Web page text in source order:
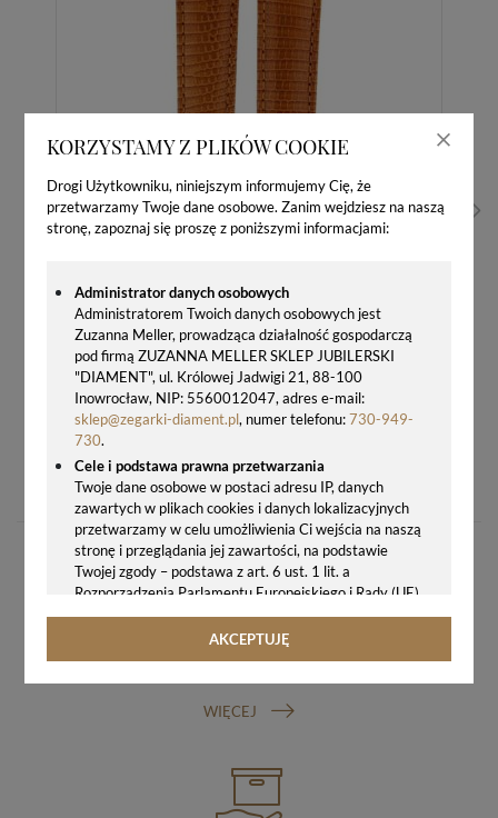
KORZYSTAMY Z PLIKÓW COOKIE
Drogi Użytkowniku, niniejszym informujemy Cię, że
przetwarzamy Twoje dane osobowe. Zanim wejdziesz na naszą
stronę, zapoznaj się proszę z poniższymi informacjami:
Administrator danych osobowych
Administratorem Twoich danych osobowych jest
Zuzanna Meller, prowadząca działalność gospodarczą
pod firmą ZUZANNA MELLER SKLEP JUBILERSKI
"DIAMENT", ul. Królowej Jadwigi 21, 88-100
Inowrocław, NIP: 5560012047, adres e-mail:
sklep@zegarki-diament.pl, numer telefonu:730-949-
730.
Cele i podstawa prawna przetwarzania
Twoje dane osobowe w postaci adresu IP, danych
zawartych w plikach cookies i danych lokalizacyjnych
przetwarzamy w celu umożliwienia Ci wejścia na naszą
stronę i przeglądania jej zawartości, na podstawie
Twojej zgody – podstawa z art. 6 ust. 1 lit. a
Rozporządzenia Parlamentu Europejskiego i Rady (UE)
2016/679 z 27.04.2016 r. w sprawie ochrony osób
fizycznych w związku z przetwarzaniem danych
hostingodawcy. Takie podmioty przetwarzają dane na
podstawie umowy z nami i tylko zgodnie z naszymi
poleceniami. Przekazujemy Twoje dane poza teren
AKCEPTUJĘ
129,00 zł
GWARANCJA ORYGINALNOŚCI ZEGARKA
WIĘCEJ